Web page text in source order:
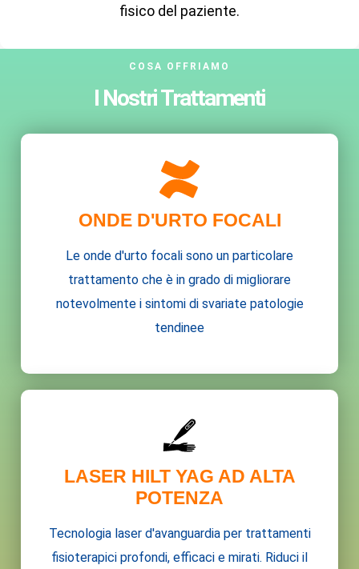
fisico del paziente.
COSA OFFRIAMO
I Nostri Trattamenti
ONDE D'URTO FOCALI
Le onde d'urto focali sono un particolare
trattamento che è in grado di migliorare
notevolmente i sintomi di svariate patologie
tendinee
LASER HILT YAG AD ALTA
POTENZA
Tecnologia laser d'avanguardia per trattamenti
fisioterapici profondi, efficaci e mirati. Riduci il